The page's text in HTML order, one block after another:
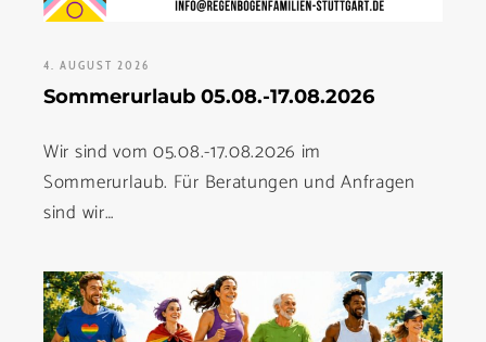
4. AUGUST 2026
Sommerurlaub 05.08.-17.08.2026
Wir sind vom 05.08.-17.08.2026 im
Sommerurlaub. Für Beratungen und Anfragen
sind wir…